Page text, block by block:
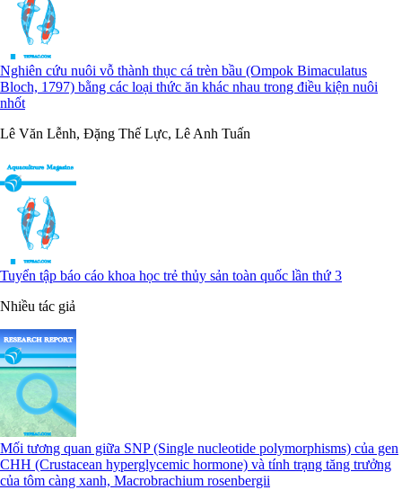
Nghiên cứu nuôi vỗ thành thục cá trèn bầu (Ompok Bimaculatus
Bloch, 1797) bằng các loại thức ăn khác nhau trong điều kiện nuôi
nhốt
Lê Văn Lễnh, Đặng Thế Lực, Lê Anh Tuấn
Tuyển tập báo cáo khoa học trẻ thủy sản toàn quốc lần thứ 3
Nhiều tác giả
Mối tương quan giữa SNP (Single nucleotide polymorphisms) của gen
CHH (Crustacean hyperglycemic hormone) và tính trạng tăng trưởng
của tôm càng xanh, Macrobrachium rosenbergii